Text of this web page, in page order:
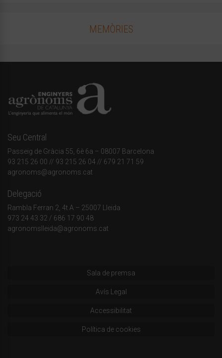
MEMÒRIES
Seu Central
Passeig de Gràcia 55, 6è 6a – 08007 Barcelona
93 215 26 00 // 93 215 26 04 // 679 21 71 59
agronoms@agronoms.cat
Delegació
Rambla Ferran 2, 4t A – 25007 Lleida
973 24 43 32 / 686 17 90 48
agronomslleida@agronoms.cat
Sala de premsa
Avís Legal
Accessibilitat
Política de cookies